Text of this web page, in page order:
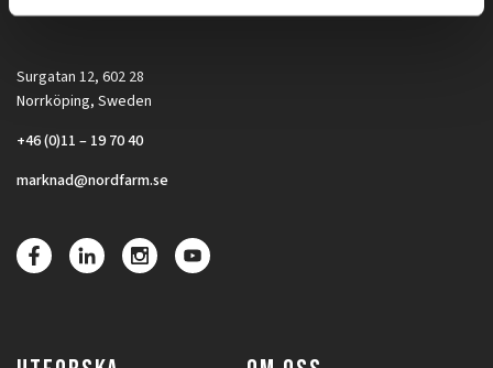
Surgatan 12, 602 28
Norrköping, Sweden
+46 (0)11 – 19 70 40
marknad@nordfarm.se